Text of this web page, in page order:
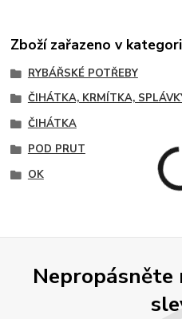
Zboží zařazeno v
RYBÁŘSKÉ POTŘEBY
ČIHÁTKA, KRMÍTKA,
ČIHÁTKA
POD PRUT
OK
Nepropásněte